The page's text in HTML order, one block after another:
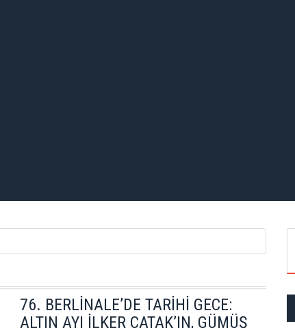
76. BERLİNALE’DE TARİHİ GECE:
ALTIN AYI İLKER ÇATAK’IN, GÜMÜŞ